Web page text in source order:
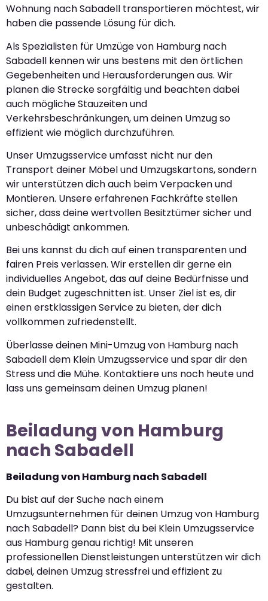
Wohnung nach Sabadell transportieren möchtest, wir
haben die passende Lösung für dich.
Als Spezialisten für Umzüge von Hamburg nach
Sabadell kennen wir uns bestens mit den örtlichen
Gegebenheiten und Herausforderungen aus. Wir
planen die Strecke sorgfältig und beachten dabei
auch mögliche Stauzeiten und
Verkehrsbeschränkungen, um deinen Umzug so
effizient wie möglich durchzuführen.
Unser Umzugsservice umfasst nicht nur den
Transport deiner Möbel und Umzugskartons, sondern
wir unterstützen dich auch beim Verpacken und
Montieren. Unsere erfahrenen Fachkräfte stellen
sicher, dass deine wertvollen Besitztümer sicher und
unbeschädigt ankommen.
Bei uns kannst du dich auf einen transparenten und
fairen Preis verlassen. Wir erstellen dir gerne ein
individuelles Angebot, das auf deine Bedürfnisse und
dein Budget zugeschnitten ist. Unser Ziel ist es, dir
einen erstklassigen Service zu bieten, der dich
vollkommen zufriedenstellt.
Überlasse deinen Mini-Umzug von Hamburg nach
Sabadell dem Klein Umzugsservice und spar dir den
Stress und die Mühe. Kontaktiere uns noch heute und
lass uns gemeinsam deinen Umzug planen!
Beiladung von Hamburg
nach Sabadell
Beiladung von Hamburg nach Sabadell
Du bist auf der Suche nach einem
Umzugsunternehmen für deinen Umzug von Hamburg
nach Sabadell? Dann bist du bei Klein Umzugsservice
aus Hamburg genau richtig! Mit unseren
professionellen Dienstleistungen unterstützen wir dich
dabei, deinen Umzug stressfrei und effizient zu
gestalten.